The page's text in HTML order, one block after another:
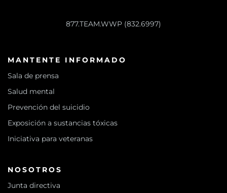
877.TEAM.WWP (832.6997)
MANTENTE INFORMADO
Sala de prensa
Salud mental
Prevención del suicidio
Exposición a sustancias tóxicas
Iniciativa para veteranas
NOSOTROS
Junta directiva